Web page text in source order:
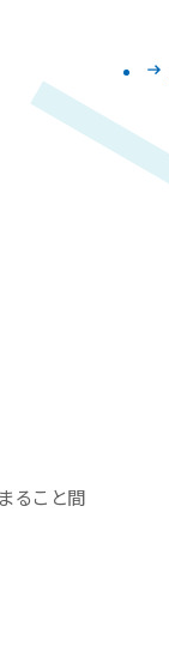
ること間